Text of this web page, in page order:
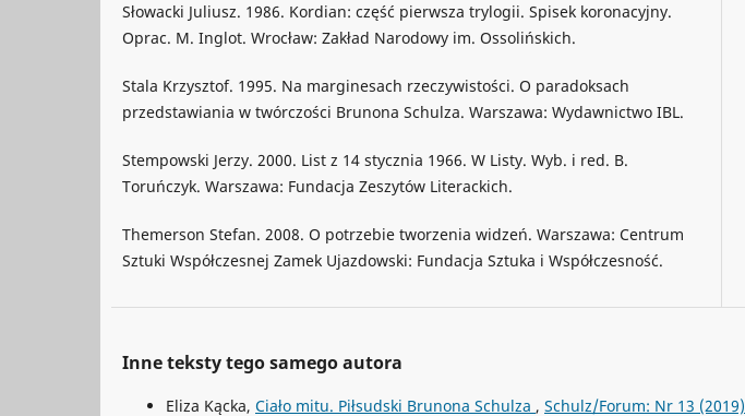
Słowacki Juliusz. 1986. Kordian: część pierwsza trylogii. Spisek koronacyjny.
Oprac. M. Inglot. Wrocław: Zakład Narodowy im. Ossolińskich.
Stala Krzysztof. 1995. Na marginesach rzeczywistości. O paradoksach
przedstawiania w twórczości Brunona Schulza. Warszawa: Wydawnictwo IBL.
Stempowski Jerzy. 2000. List z 14 stycznia 1966. W Listy. Wyb. i red. B.
Toruńczyk. Warszawa: Fundacja Zeszytów Literackich.
Themerson Stefan. 2008. O potrzebie tworzenia widzeń. Warszawa: Centrum
Sztuki Współczesnej Zamek Ujazdowski: Fundacja Sztuka i Współczesność.
Inne teksty tego samego autora
Eliza Kącka, Ciało mitu. Piłsudski Brunona Schulza , Schulz/Forum: Nr 13 (2019)